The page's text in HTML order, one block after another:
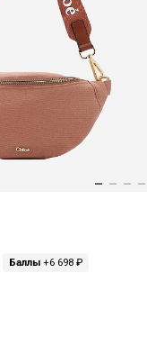
Баллы +6 698 ₽